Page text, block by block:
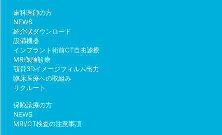
歯科医師の方
NEWS
紹介状ダウンロード
設備機器
インプラント術前CT自由診療
MRI保険診療
顎骨3Dイメージフィルム出力
臨床医療への取組み
リクルート
保険診療の方
NEWS
MRI/CT検査の注意事項